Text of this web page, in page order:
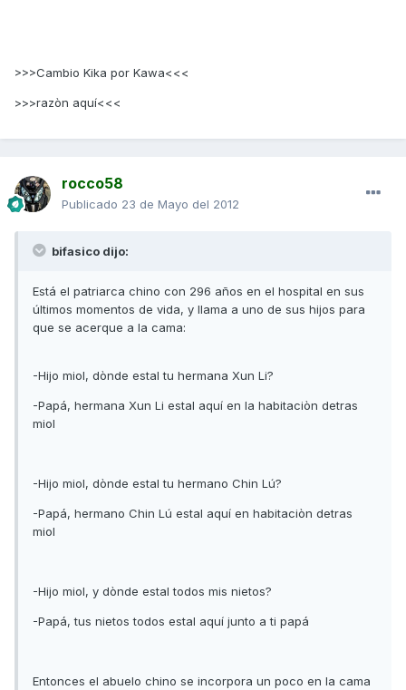
>>>Cambio Kika por Kawa<<<
>>>razòn aquí<<<
rocco58
Publicado 23 de Mayo del 2012
bifasico dijo:
Está el patriarca chino con 296 años en el hospital en sus
últimos momentos de vida, y llama a uno de sus hijos para
que se acerque a la cama:
-Hijo miol, dònde estal tu hermana Xun Li?
-Papá, hermana Xun Li estal aquí en la habitaciòn detras
miol
-Hijo miol, dònde estal tu hermano Chin Lú?
-Papá, hermano Chin Lú estal aquí en habitaciòn detras
miol
-Hijo miol, y dònde estal todos mis nietos?
-Papá, tus nietos todos estal aquí junto a ti papá
Entonces el abuelo chino se incorpora un poco en la cama